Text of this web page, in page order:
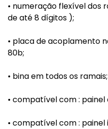
• numeração flexível dos
de até 8 dígitos );
• placa de acoplamento
80b;
• bina em todos os ramais;
• compatível com : painel
• compatível com : painel